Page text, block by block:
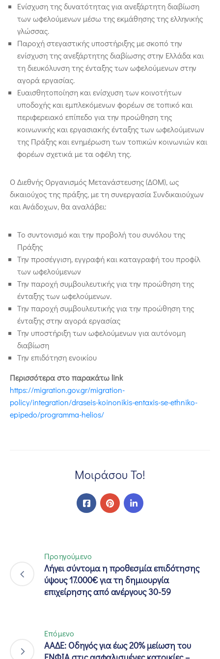
Ενίσχυση της δυνατότητας για ανεξάρτητη διαβίωση
των ωφελούμενων μέσω της εκμάθησης της ελληνικής
γλώσσας.
Παροχή στεγαστικής υποστήριξης με σκοπό την
ενίσχυση της ανεξάρτητης διαβίωσης στην Ελλάδα και
τη διευκόλυνση της ένταξης των ωφελούμενων στην
αγορά εργασίας.
Ευαισθητοποίηση και ενίσχυση των κοινοτήτων
υποδοχής και εμπλεκόμενων φορέων σε τοπικό και
περιφερειακό επίπεδο για την προώθηση της
κοινωνικής και εργασιακής ένταξης των ωφελούμενων
της Πράξης και ενημέρωση των τοπικών κοινωνιών και
φορέων σχετικά με τα οφέλη της.
Ο Διεθνής Οργανισμός Μετανάστευσης (ΔΟΜ), ως
δικαιούχος της πράξης, με τη συνεργασία Συνδικαιούχων
και Ανάδοχων, θα αναλάβει:
Το συντονισμό και την προβολή του συνόλου της
Πράξης
Την προσέγγιση, εγγραφή και καταγραφή του προφίλ
των ωφελούμενων
Την παροχή συμβουλευτικής για την προώθηση της
ένταξης των ωφελούμενων.
Την παροχή συμβουλευτικής για την προώθηση της
ένταξης στην αγορά εργασίας
Την υποστήριξη των ωφελούμενων για αυτόνομη
διαβίωση
Την επιδότηση ενοικίου
Περισσότερα στο παρακάτω link
https://migration.gov.gr/migration-
policy/integration/draseis-koinonikis-entaxis-se-ethniko-
epipedo/programma-helios/
Μοιράσου Το!
Προηγούμενο
Λήγει σύντομα η προθεσμία επιδότησης
ύψους 17.000€ για τη δημιουργία
επιχείρησης από ανέργους 30-59
Επόμενο
ΑΑΔΕ: Οδηγός για έως 20% μείωση του